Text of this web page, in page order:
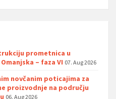
prometnica u
– faza VI 07. Aug 2026
novčanim poticajima za
proizvodnje na području
06. Aug 2026